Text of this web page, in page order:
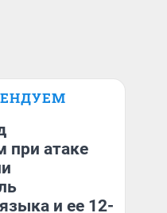
при атаке
и ее 12-